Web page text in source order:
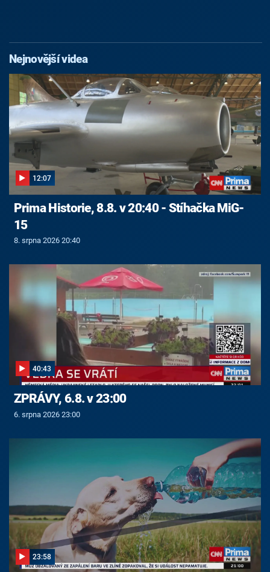
Nejnovější videa
12:07
Prima Historie, 8.8. v 20:40 - Stíhačka MiG-
15
8. srpna 2026 20:40
40:43
ZPRÁVY, 6.8. v 23:00
6. srpna 2026 23:00
23:58